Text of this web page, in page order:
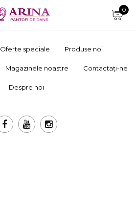
0
Oferte speciale Produse noi
Magazinele noastre Contactați-ne
Despre noi
-